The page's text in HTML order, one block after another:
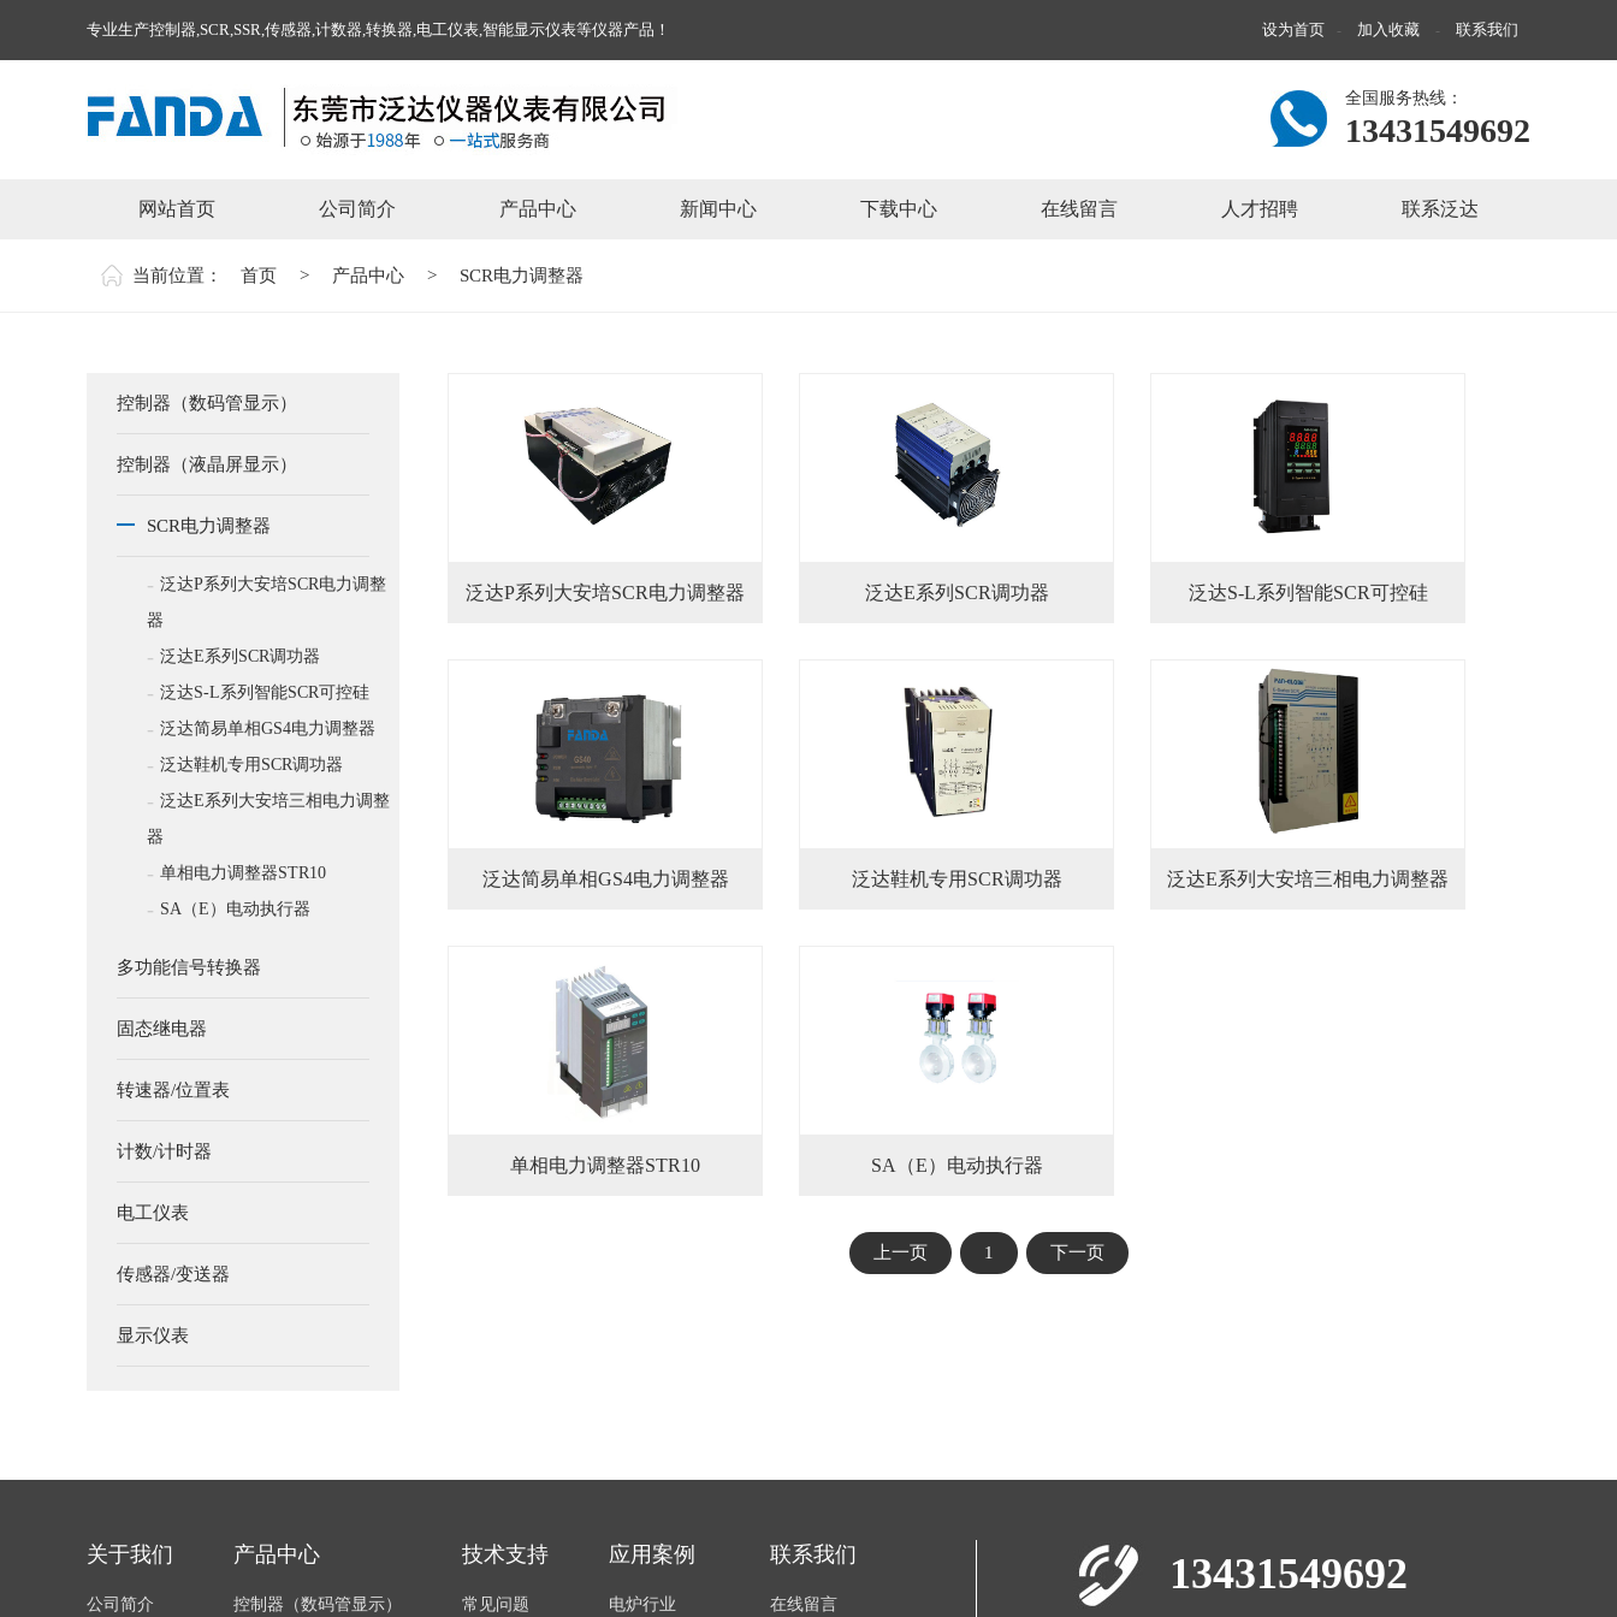
专业生产控制器,SCR,SSR,传感器,计数器,转换器,电工仪表,智能显示仪表等仪器产品！ 设为首页 - 加入收藏 - 联系我们
全国服务热线：
13431549692
网站首页 公司简介 产品中心 新闻中心 下载中心 在线留言 人才招聘 联系泛达
当前位置： 首页 > 产品中心 > SCR电力调整器
控制器（数码管显示）
控制器（液晶屏显示）
SCR电力调整器
- 泛达P系列大安培SCR电力调整
器
- 泛达E系列SCR调功器
- 泛达S-L系列智能SCR可控硅
- 泛达简易单相GS4电力调整器
- 泛达鞋机专用SCR调功器
- 泛达E系列大安培三相电力调整
器
- 单相电力调整器STR10
- SA（E）电动执行器
多功能信号转换器
固态继电器
转速器/位置表
计数/计时器
电工仪表
传感器/变送器
显示仪表
泛达P系列大安培SCR电力调整器 泛达E系列SCR调功器 泛达S-L系列智能SCR可控硅
泛达简易单相GS4电力调整器 泛达鞋机专用SCR调功器 泛达E系列大安培三相电力调整器
单相电力调整器STR10 SA（E）电动执行器
上一页 1 下一页
关于我们
公司简介
产品中心
控制器（数码管显示）
技术支持
常见问题
应用案例
电炉行业
联系我们
在线留言
13431549692